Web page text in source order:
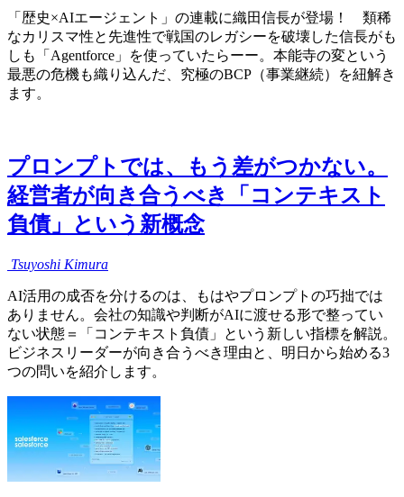
「歴史×AIエージェント」の連載に織田信長が登場！ 類稀
なカリスマ性と先進性で戦国のレガシーを破壊した信長がも
しも「Agentforce」を使っていたらーー。本能寺の変という
最悪の危機も織り込んだ、究極のBCP（事業継続）を紐解き
ます。
プロンプトでは、もう差がつかない。
経営者が向き合うべき「コンテキスト
負債」という新概念
Tsuyoshi Kimura
AI活用の成否を分けるのは、もはやプロンプトの巧拙では
ありません。会社の知識や判断がAIに渡せる形で整ってい
ない状態＝「コンテキスト負債」という新しい指標を解説。
ビジネスリーダーが向き合うべき理由と、明日から始める3
つの問いを紹介します。